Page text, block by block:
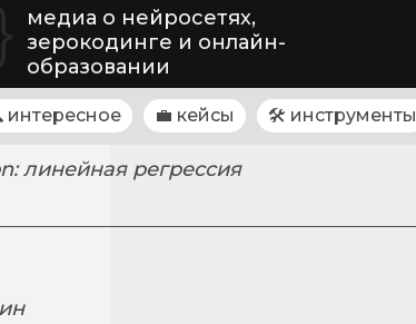
медиа о нейросетях,
зерокодинге и онлайн-
образовании
интересное 💼 кейсы 🛠 инструменты
линейная регрессия